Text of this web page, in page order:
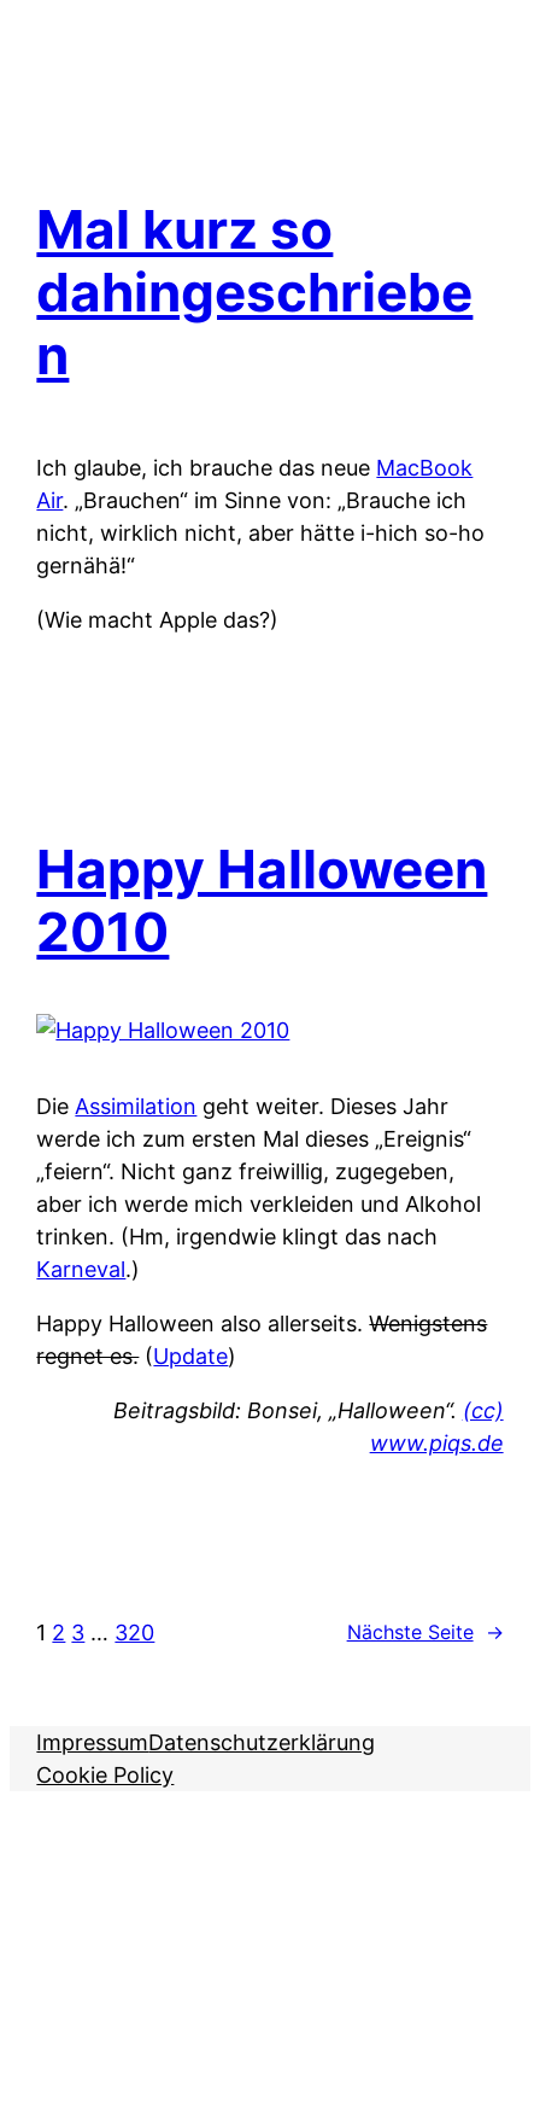
Mal kurz so
dahingeschriebe
n
Ich glaube, ich brauche das neue MacBook
Air. „Brauchen“ im Sinne von: „Brauche ich
nicht, wirklich nicht, aber hätte i-hich so-ho
gernähä!“
(Wie macht Apple das?)
Happy Halloween
2010
Die Assimilation geht weiter. Dieses Jahr
werde ich zum ersten Mal dieses „Ereignis“
„feiern“. Nicht ganz freiwillig, zugegeben,
aber ich werde mich verkleiden und Alkohol
trinken. (Hm, irgendwie klingt das nach
Karneval.)
Happy Halloween also allerseits.Wenigstens
regnet es.(Update)
Beitragsbild: Bonsei, „Halloween“. (cc)
www.piqs.de
1 2 3 … 320 Nächste Seite →
ImpressumDatenschutzerklärung
Cookie Policy